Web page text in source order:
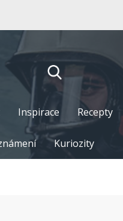
Inspirace Recepty
Kuriozity